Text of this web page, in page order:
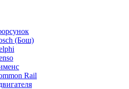
(Бош)
Rail